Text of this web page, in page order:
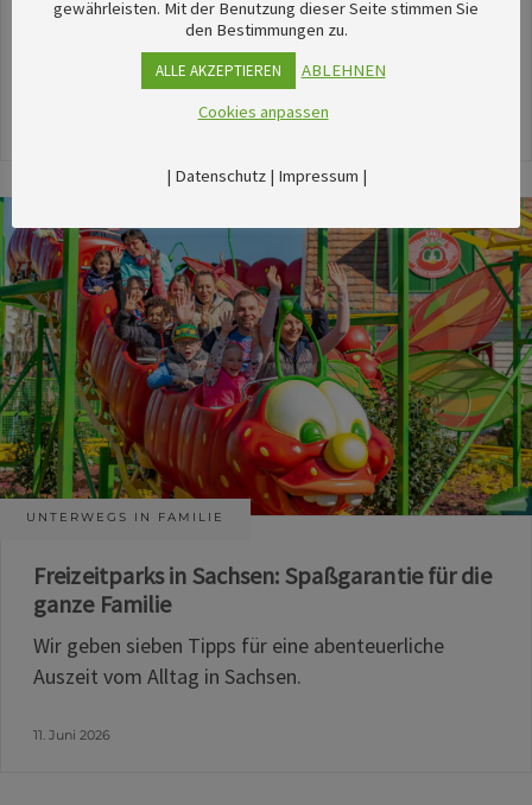
stimmungsvolle Veranstaltungen im August
herausgesucht.
UNTERWEGS IN FAMILIE
Freizeitparks in Sachsen: Spaßgarantie für die
ganze Familie
Wir geben sieben Tipps für eine abenteuerliche
Auszeit vom Alltag in Sachsen.
11. Juni 2026
gewährleisten. Mit der Benutzung dieser Seite stimmen Sie
den Bestimmungen zu.
ALLE AKZEPTIEREN
ABLEHNEN
Cookies anpassen
| Datenschutz| Impressum |